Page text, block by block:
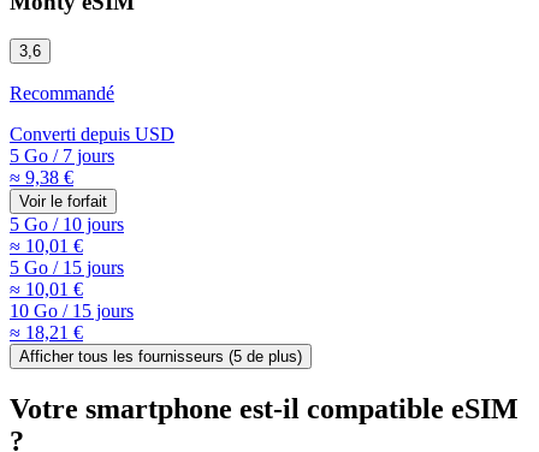
3,6
Recommandé
Converti depuis USD
5 Go /7 jours
≈ 9,38 €
Voir le forfait
5 Go /10 jours
≈ 10,01 €
5 Go /15 jours
≈ 10,01 €
10 Go /15 jours
≈ 18,21 €
Afficher tous les fournisseurs (5 de plus)
Votre smartphone est-il compatible eSIM
?